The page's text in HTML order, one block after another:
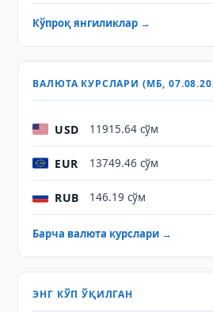
Кўпроқ янгиликлар →
ВАЛЮТА КУРСЛАРИ (МБ,
USD 11915.64 сўм
EUR 13749.46 сўм
RUB 146.19 сўм
Барча валюта курслари →
ЭНГ КЎП ЎҚИЛГАН